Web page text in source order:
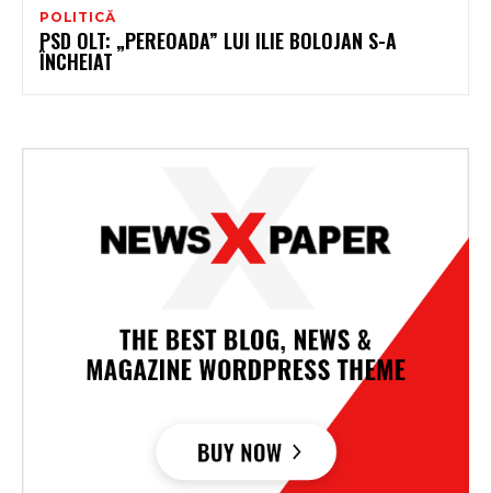
POLITICĂ
PSD OLT: „PEREOADA” LUI ILIE BOLOJAN S-A
ÎNCHEIAT